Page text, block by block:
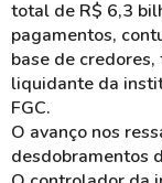
total de R$ 6,3
pagamentos,
base de
liquidante da
FGC.
O avanço nos
desdobramentos